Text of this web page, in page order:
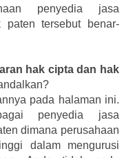
penyedia jasa
tersebut benar-
hak cipta dan hak
pada halaman ini.
penyedia jasa
dimana perusahaan
dalam mengurusi